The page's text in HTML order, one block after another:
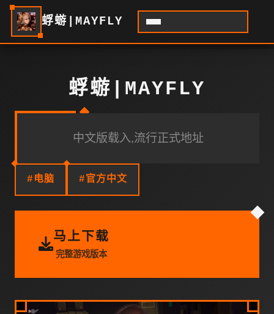
蜉蝣|MAYFLY
蜉蝣|MAYFLY
中文版载入,流行正式地址
#电脑 #官方中文
马上下载
完整游戏版本